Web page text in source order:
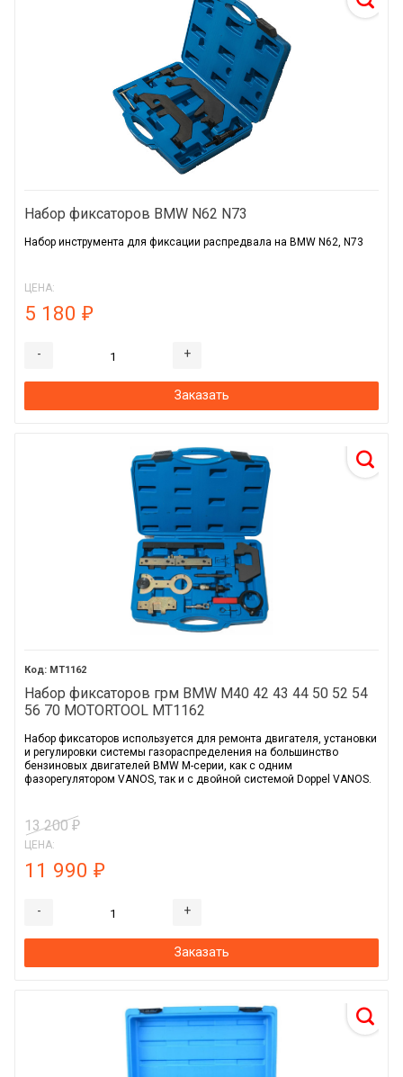
Набор фиксаторов BMW N62 N73
Набор инструмента для фиксации распредвала на BMW N62, N73
ЦЕНА:
5 180 ₽
- +
Заказать
MT1162
Набор фиксаторов грм BMW M40 42 43 44 50 52 54
56 70 MOTORTOOL MT1162
Набор фиксаторов используется для ремонта двигателя, установки
и регулировки системы газораспределения на большинство
бензиновых двигателей BMW M-серии, как с одним
фазорегулятором VANOS, так и с двойной системой Doppel VANOS.
13 200 ₽
ЦЕНА:
11 990 ₽
- +
Заказать